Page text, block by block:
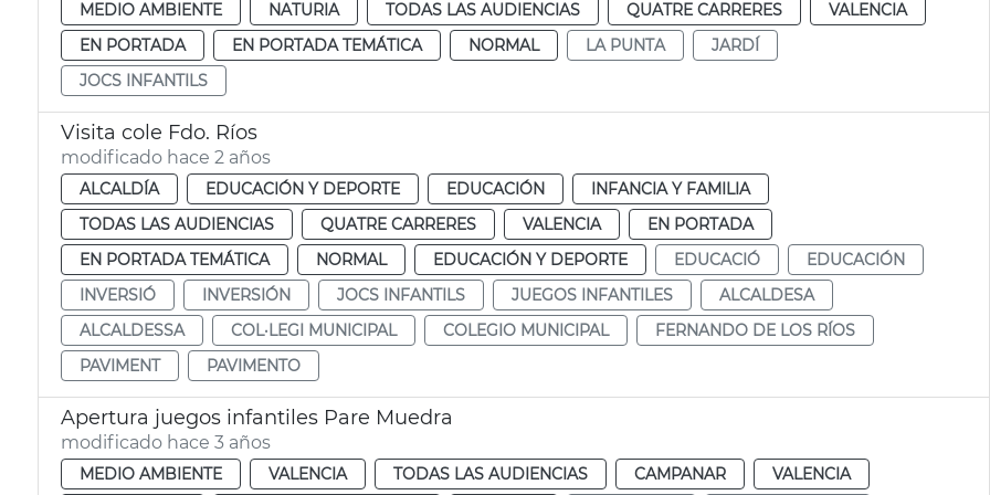
MEDIO AMBIENTE NATURIA TODAS LAS AUDIENCIAS QUATRE CARRERES
VALENCIA
EN PORTADA
EN PORTADA TEMÁTICA NORMAL LA PUNTA
JARDÍ
JOCS INFANTILS
Visita cole Fdo. Ríos
modificado hace 2 años
ALCALDÍA EDUCACIÓN Y DEPORTE EDUCACIÓN
INFANCIA Y FAMILIA
TODAS LAS AUDIENCIAS
QUATRE CARRERES VALENCIA
EN PORTADA
EN PORTADA TEMÁTICA
NORMAL EDUCACIÓN Y DEPORTE EDUCACIÓ
EDUCACIÓN
INVERSIÓ
INVERSIÓN JOCS INFANTILS JUEGOS INFANTILES
ALCALDESA
ALCALDESSA
COL·LEGI MUNICIPAL COLEGIO MUNICIPAL
FERNANDO DE LOS RÍOS
PAVIMENT
PAVIMENTO
Apertura juegos infantiles Pare Muedra
modificado hace 3 años
MEDIO AMBIENTE VALENCIA TODAS LAS AUDIENCIAS CAMPANAR VALENCIA